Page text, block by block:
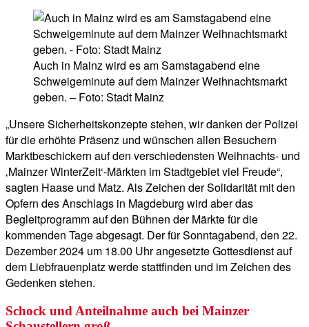
Auch in Mainz wird es am Samstagabend eine
Schweigeminute auf dem Mainzer Weihnachtsmarkt
geben. – Foto: Stadt Mainz
„Unsere Sicherheitskonzepte stehen, wir danken der Polizei
für die erhöhte Präsenz und wünschen allen Besuchern
Marktbeschickern auf den verschiedensten Weihnachts- und
‚Mainzer WinterZeit‘-Märkten im Stadtgebiet viel Freude“,
sagten Haase und Matz. Als Zeichen der Solidarität mit den
Opfern des Anschlags in Magdeburg wird aber das
Begleitprogramm auf den Bühnen der Märkte für die
kommenden Tage abgesagt. Der für Sonntagabend, den 22.
Dezember 2024 um 18.00 Uhr angesetzte Gottesdienst auf
dem Liebfrauenplatz werde stattfinden und im Zeichen des
Gedenken stehen.
Schock und Anteilnahme auch bei Mainzer